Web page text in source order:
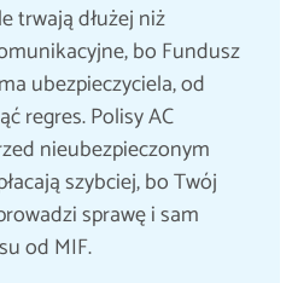
trwają dłużej niż
bo Fundusz
ubezpieczyciela, od
regres. Polisy AC
nieubezpieczonym
szybciej, bo Twój
sprawę i sam
od MIF.